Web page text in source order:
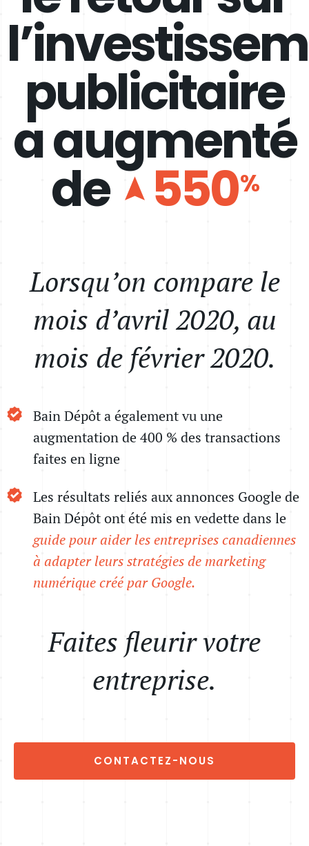
publicitaire
a augmenté
de 550%
Lorsqu’on compare le
mois d’avril 2020, au
mois de février 2020.
Bain Dépôt a également vu une
augmentation de 400 % des transactions
faites en ligne
Les résultats reliés aux annonces Google de
Bain Dépôt ont été mis en vedette dans le
guide pour aider les entreprises canadiennes
à adapter leurs stratégies de marketing
numériquecréé par Google.
Faites fleurir votre
entreprise.
CONTACTEZ-NOUS